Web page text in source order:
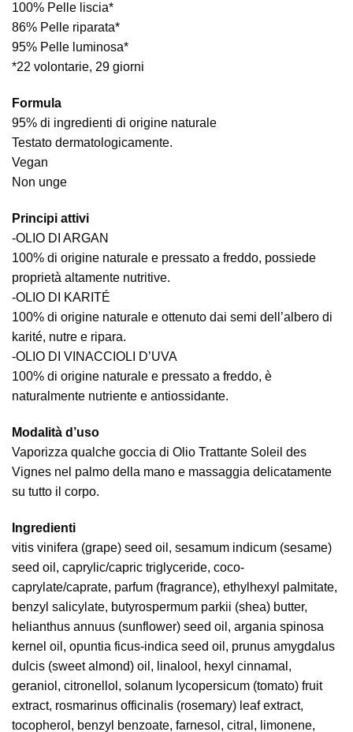
100% Pelle liscia*
86% Pelle riparata*
95% Pelle luminosa*
*22 volontarie, 29 giorni
Formula
95% di ingredienti di origine naturale
Testato dermatologicamente.
Vegan
Non unge
Principi attivi
-OLIO DI ARGAN
100% di origine naturale e pressato a freddo, possiede
proprietà altamente nutritive.
-OLIO DI KARITÉ
100% di origine naturale e ottenuto dai semi dell’albero di
karité, nutre e ripara.
-OLIO DI VINACCIOLI D’UVA
100% di origine naturale e pressato a freddo, è
naturalmente nutriente e antiossidante.
Modalità d’uso
Vaporizza qualche goccia di Olio Trattante Soleil des
Vignes nel palmo della mano e massaggia delicatamente
su tutto il corpo.
Ingredienti
vitis vinifera (grape) seed oil, sesamum indicum (sesame)
seed oil, caprylic/capric triglyceride, coco-
caprylate/caprate, parfum (fragrance), ethylhexyl palmitate,
benzyl salicylate, butyrospermum parkii (shea) butter,
helianthus annuus (sunflower) seed oil, argania spinosa
kernel oil, opuntia ficus-indica seed oil, prunus amygdalus
dulcis (sweet almond) oil, linalool, hexyl cinnamal,
geraniol, citronellol, solanum lycopersicum (tomato) fruit
extract, rosmarinus officinalis (rosemary) leaf extract,
tocopherol, benzyl benzoate, farnesol, citral, limonene,